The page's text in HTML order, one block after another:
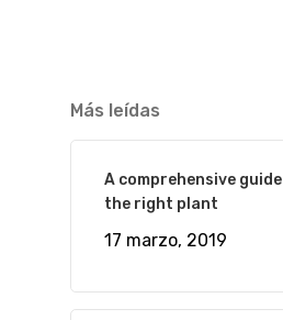
Más leídas
A comprehensive
the right plant
17 marzo, 2019